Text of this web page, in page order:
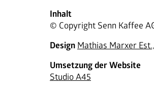
Inhalt
© Copyright Senn Kaffee
Design Mathias Marxer
Umsetzung der Website
Studio A45